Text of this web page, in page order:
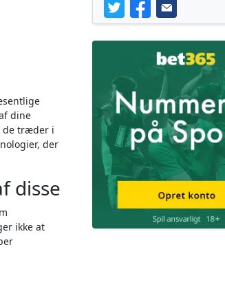
dine
de træder i
der
disse
ikke at